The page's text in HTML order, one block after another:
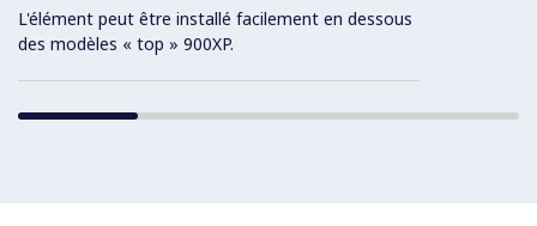
L'élément peut être installé facilement en dessous
des modèles « top » 900XP.